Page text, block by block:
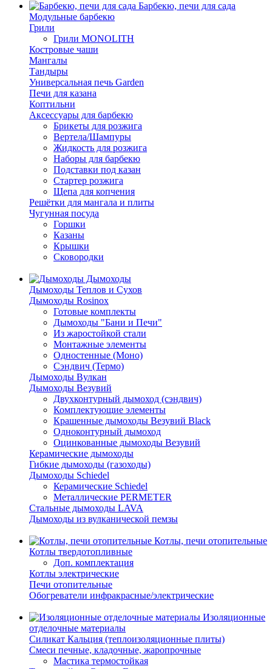
Барбекю, печи для сада
Модульные барбекю
Грили
Грили MONOLITH
Костровые чаши
Мангалы
Тандыры
Универсальная печь Garden
Печи для казана
Коптильни
Аксессуары для барбекю
Брикеты для розжига
Вертела/Шампуры
Жидкость для розжига
Наборы для барбекю
Подставки под казан
Стартер розжига
Щепа для копчения
Решётки для мангала и плиты
Чугунная посуда
Горшки
Казаны
Крышки
Сковородки
Дымоходы
Дымоходы Теплов и Сухов
Дымоходы Rosinox
Готовые комплекты
Дымоходы "Бани и Печи"
Из жаростойкой стали
Монтажные элементы
Одностенные (Моно)
Сэндвич (Термо)
Дымоходы Вулкан
Дымоходы Везувий
Двухконтурный дымоход (сэндвич)
Комплектующие элементы
Крашенные дымоходы Везувий Black
Одноконтурный дымоход
Оцинкованные дымоходы Везувий
Керамические дымоходы
Гибкие дымоходы (газоходы)
Дымоходы Schiedel
Керамические Schiedel
Металлические PERMETER
Стальные дымоходы LAVA
Дымоходы из вулканической пемзы
Котлы, печи отопительные
Котлы твердотопливные
Доп. комплектация
Котлы электрические
Печи отопительные
Обогреватели инфракрасные/электрические
Изоляционные
отделочные материалы
Силикат Кальция (теплоизоляционные плиты)
Смеси печные, кладочные, жаропрочные
Мастика термостойкая